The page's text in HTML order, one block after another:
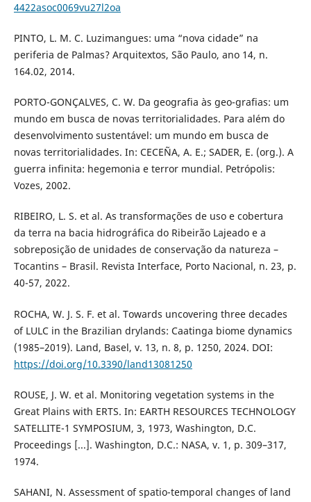
4422asoc0069vu27l2oa
PINTO, L. M. C. Luzimangues: uma “nova cidade” na
periferia de Palmas? Arquitextos, São Paulo, ano 14, n.
164.02, 2014.
PORTO-GONÇALVES, C. W. Da geografia às geo-grafias: um
mundo em busca de novas territorialidades. Para além do
desenvolvimento sustentável: um mundo em busca de
novas territorialidades. In: CECEÑA, A. E.; SADER, E. (org.). A
guerra infinita: hegemonia e terror mundial. Petrópolis:
Vozes, 2002.
RIBEIRO, L. S. et al. As transformações de uso e cobertura
da terra na bacia hidrográfica do Ribeirão Lajeado e a
sobreposição de unidades de conservação da natureza –
Tocantins – Brasil. Revista Interface, Porto Nacional, n. 23, p.
40-57, 2022.
ROCHA, W. J. S. F. et al. Towards uncovering three decades
of LULC in the Brazilian drylands: Caatinga biome dynamics
(1985–2019). Land, Basel, v. 13, n. 8, p. 1250, 2024. DOI:
https://doi.org/10.3390/land13081250
ROUSE, J. W. et al. Monitoring vegetation systems in the
Great Plains with ERTS. In: EARTH RESOURCES TECHNOLOGY
SATELLITE-1 SYMPOSIUM, 3, 1973, Washington, D.C.
Proceedings [...]. Washington, D.C.: NASA, v. 1, p. 309–317,
1974.
SAHANI, N. Assessment of spatio-temporal changes of land